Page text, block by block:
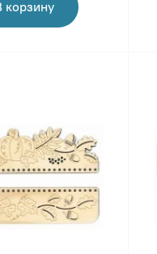
корзину